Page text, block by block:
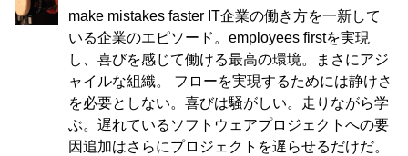
make mistakes faster IT企業の働き方を一新して
いる企業のエピソード。employees firstを実現
し、喜びを感じて働ける最高の環境。まさにアジ
ャイルな組織。 フローを実現するためには静けさ
を必要としない。喜びは騒がしい。走りながら学
ぶ。遅れているソフトウェアプロジェクトへの要
因追加はさらにプロジェクトを遅らせるだけだ。